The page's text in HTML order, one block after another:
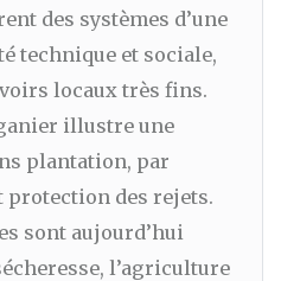
des systèmes d’une
technique et sociale,
locaux très fins.
illustre une
plantation, par
protection des rejets.
sont aujourd’hui
l’agriculture